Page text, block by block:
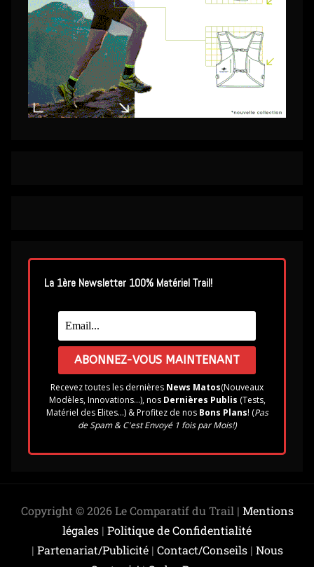
La 1ère Newsletter 100% Matériel Trail!
Recevez toutes les dernières News Matos(Nouveaux
Modèles, Innovations...), nosDernières Publis (Tests,
Matériel des Elites...) & Profitez de nosBons Plans! (Pas
de Spam & C'est Envoyé 1 fois par Mois!)
Copyright © 2026 Le Comparatif du Trail | Mentions
légales | Politique de Confidentialité
| Partenariat/Publicité| Contact/Conseils | Nous